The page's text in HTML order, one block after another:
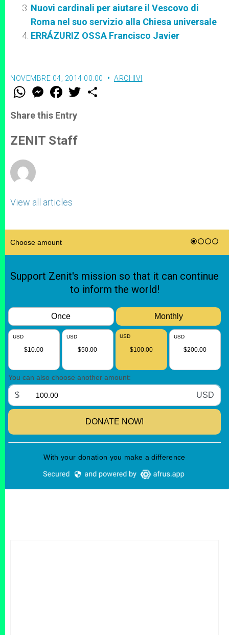
Nuovi cardinali per aiutare il Vescovo di
Roma nel suo servizio alla Chiesa universale
ERRÁZURIZ OSSA Francisco Javier
NOVEMBRE 04, 2014 00:00 ARCHIVI
W
t
s
p
p
M
e
s
e
g
e
F
a
e
b
o
k
w
Share this Entry
ZENIT Staff
View all articles